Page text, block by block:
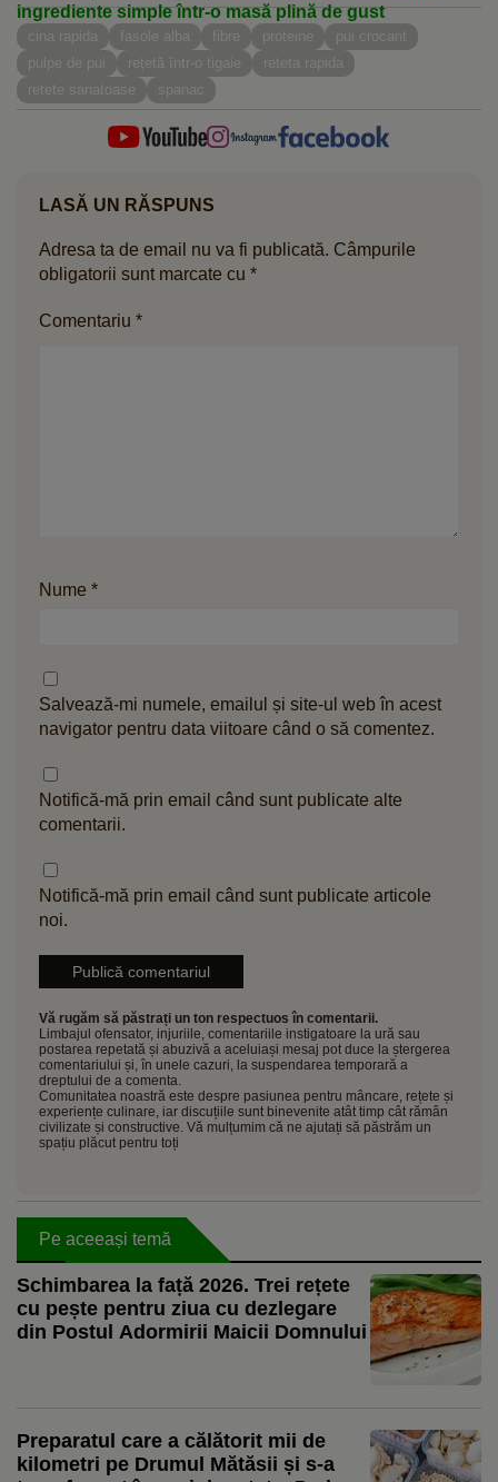
ingrediente simple într-o masă plină de gust
cina rapida fasole alba fibre proteine
pui crocant
pulpe de pui
rețetă într-o tigaie
reteta rapida
retete sanatoase
spanac
LASĂ UN RĂSPUNS
Adresa ta de email nu va fi publicată. Câmpurile
obligatorii sunt marcate cu *
Comentariu *
Nume *
Salvează-mi numele, emailul și site-ul web în acest
navigator pentru data viitoare când o să comentez.
Notifică-mă prin email când sunt publicate alte
comentarii.
Notifică-mă prin email când sunt publicate articole
noi.
Vă rugăm să păstrați un ton respectuos în comentarii.
Limbajul ofensator, injuriile, comentariile instigatoare la ură sau
postarea repetată și abuzivă a aceluiași mesaj pot duce la ștergerea
comentariului și, în unele cazuri, la suspendarea temporară a
dreptului de a comenta.
Comunitatea noastră este despre pasiunea pentru mâncare, rețete și
experiențe culinare, iar discuțiile sunt binevenite atât timp cât rămân
civilizate și constructive. Vă mulțumim că ne ajutați să păstrăm un
spațiu plăcut pentru toți
Pe aceeași temă
Schimbarea la față 2026. Trei rețete
cu pește pentru ziua cu dezlegare
din Postul Adormirii Maicii Domnului
Preparatul care a călătorit mii de
kilometri pe Drumul Mătăsii și s-a